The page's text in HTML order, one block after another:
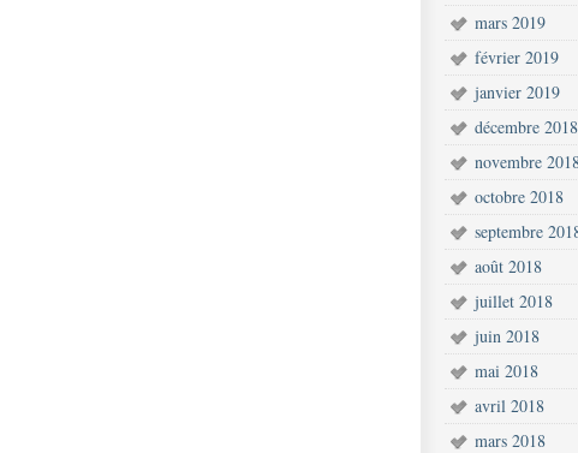
mars 2019
février 2019
janvier 2019
décembre 2018
novembre
octobre 2018
septembre
août 2018
juillet 2018
juin 2018
mai 2018
avril 2018
mars 2018